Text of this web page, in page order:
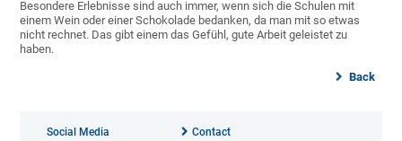
Besondere Erlebnisse sind auch immer, wenn sich die Schulen mit
einem Wein oder einer Schokolade bedanken, da man mit so etwas
nicht rechnet. Das gibt einem das Gefühl, gute Arbeit geleistet zu
haben.
Back
Social Media Contact